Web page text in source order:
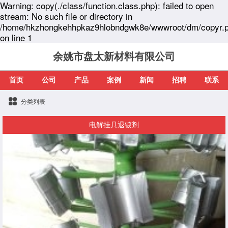
Warning: copy(./class/function.class.php): failed to open
stream: No such file or directory in
/home/hkzhongkehhpkaz9hlobndgwk8e/wwwroot/dm/
on line 1
余姚市盘太新材料有限公司
首页 公司 产品 案例 新闻 招聘 联系
分类列表
电解挂具退镀剂